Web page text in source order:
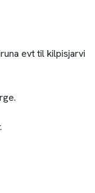
evt til kilpisjarvi